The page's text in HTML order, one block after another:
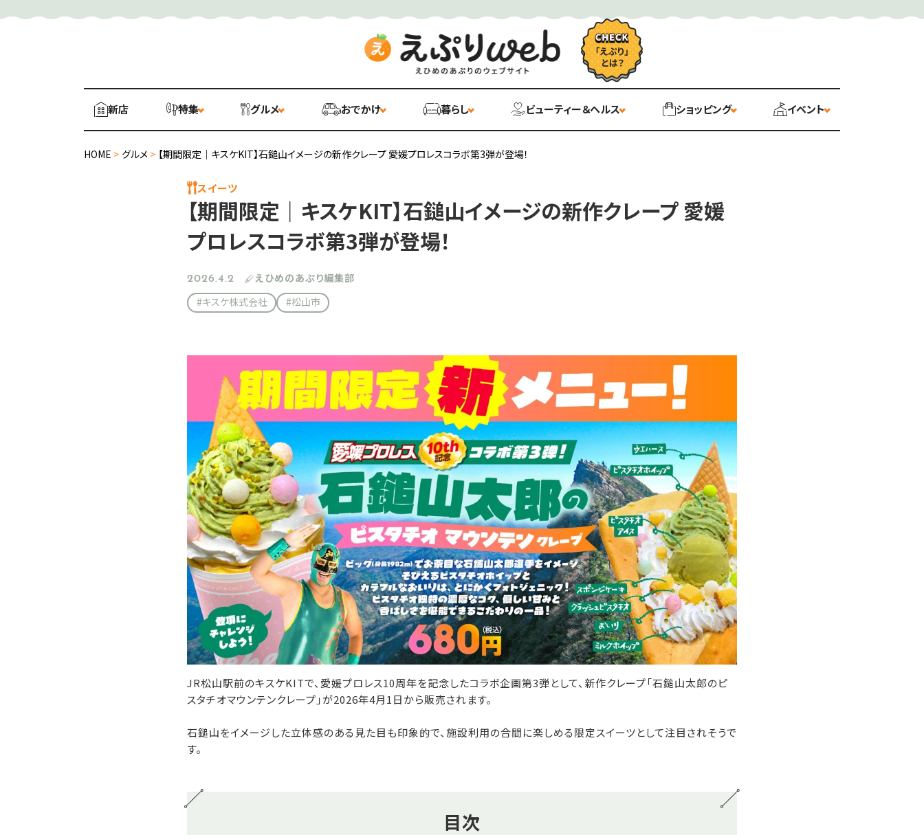
新店 特集 グルメ おでかけ 暮らし ビューティー＆ヘルス ショッピング イベント
HOME > グルメ > 【期間限定｜キスケKIT】石鎚山イメージの新作クレープ 愛媛プロレスコラボ第3弾が登場！
スイーツ
【期間限定｜キスケKIT】石鎚山イメージの新作クレープ 愛媛
プロレスコラボ第3弾が登場！
2026.4.2
えひめのあぷり編集部
#キスケ株式会社
#松山市
JR松山駅前のキスケKITで、愛媛プロレス10周年を記念したコラボ企画第3弾として、新作クレープ「石鎚山太郎のピ
スタチオマウンテンクレープ」が2026年4月1日から販売されます。
石鎚山をイメージした立体感のある見た目も印象的で、施設利用の合間に楽しめる限定スイーツとして注目されそうで
す。
目次